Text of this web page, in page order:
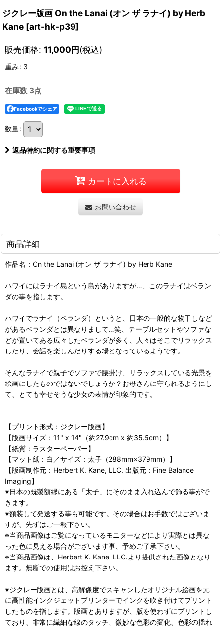
ジクレー版画 On the Lanai (オン ザ ラナイ) by Herb
Kane [art-hk-p39]
販売価格: 11,000円(税込)
重み: 3
在庫数 3点
Facebookでシェア
数量:
返品特約に関する重要事項
カートに入れる
お問い合わせ
商品詳細
作品名：On the Lanai (オン ザ ラナイ) by Herb Kane
ハワイにはラナイ島という島がありますが…、このラナイはベラン
ダの事を指します。
ハワイでラナイ（ベランダ）というと、日本の一般的な物干しなど
があるベランダとは異なりまして…笑、テーブルセットやソファな
どが置いてある広々したベランダが多く、人々はそこでリラックス
したり、会話を楽しんだりする場となっているようです。
そんなラナイで親子でソファで腰掛け、リラックスしている光景を
絵画にしたものではないでしょうか？お母さんに守られるようにし
て、とても幸せそうな少女の表情が印象的です。
【プリント形式：ジクレー版画】
【版画サイズ：11" x 14"（約27.9cm x 約35.5cm）】
【紙質：ラスターペーパー】
【マット紙：白／サイズ：太子（288mm×379mm）】
【版画制作元：Herbert K. Kane, LLC. 出版元：Fine Balance
Imaging】
※日本の既製額縁にある「太子」にそのまま入れ込んで飾る事がで
きます。
※額装して発送する事も可能です。その場合はお手数ではございま
すが、先ずはご一報下さい。
※当商品画像はご覧になっているモニターなどにより実際とは異な
った色に見える場合がございます事、予めご了承下さい。
※当商品画像は、Herbert K. Kane, LLC.より提供された画像となり
ます。無断での使用はお控え下さい。
※ジクレー版画とは、高解像度でスキャンしたオリジナル絵画を元
に高性能インクジェットプリンターでインクを吹き付けてプリント
したものを指します。版画とありますが、版を使わずにプリントし
ており、非常に繊細な線のタッチ、微妙な色彩の変化、色彩の揺れ